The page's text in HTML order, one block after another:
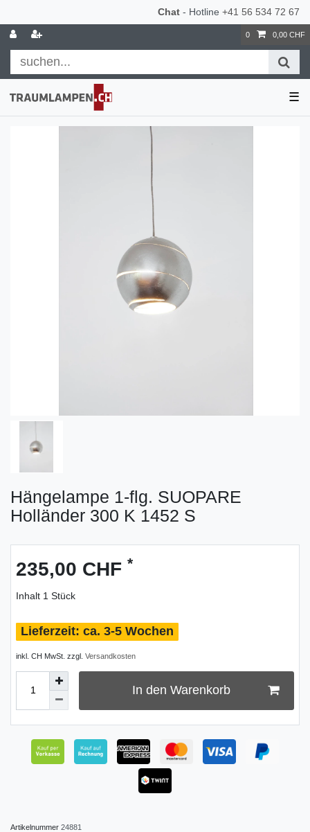
Chat - Hotline +41 56 534 72 67
0 0,00 CHF
☰
Hängelampe 1-flg. SUOPARE
Holländer 300 K 1452 S
235,00 CHF *
Inhalt 1 Stück
ca. 3-5 Wochen
inkl. CH MwSt. zzgl. Versandkosten
In den Warenkorb
Artikelnummer 24881